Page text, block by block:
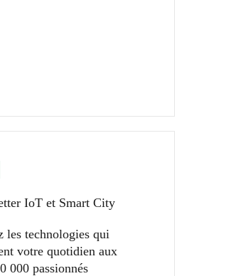
IoT et Smart City​
les technologies qui
votre quotidien aux
000 passionnés